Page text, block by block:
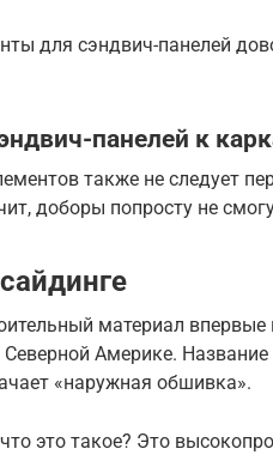
для сэндвич-панелей
панелей к
также не следует
доборы попросту не
материал
Америке.
«наружная обшивка».
это такое? Это